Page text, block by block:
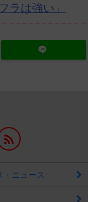
ラは強い」
・ニュース